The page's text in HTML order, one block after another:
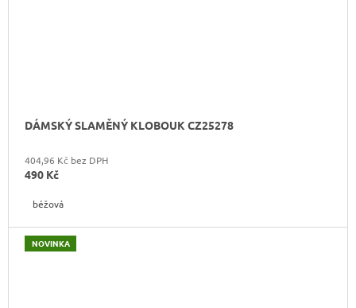
DÁMSKÝ SLAMĚNÝ KLOBOUK CZ25278
404,96 Kč bez DPH
490 Kč
béžová
NOVINKA